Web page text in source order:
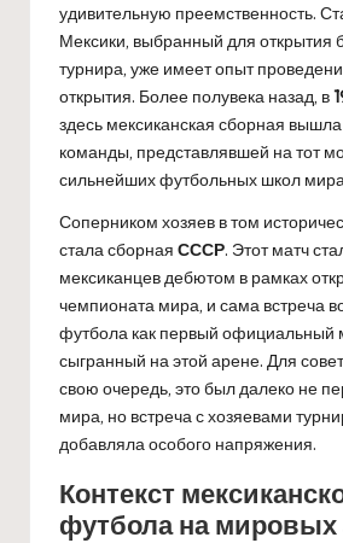
удивительную преемственность.
Мексики, выбранный для открытия
турнира, уже имеет опыт
открытия. Более полувека назад, в
здесь мексиканская сборная
команды, представлявшей на тот
сильнейших футбольных школ
Соперником хозяев в том
стала сборная СССР. Этот матч
мексиканцев дебютом в рамках
чемпионата мира, и сама встреча
футбола как первый официальный
сыгранный на этой арене. Для
свою очередь, это был далеко не
мира, но встреча с хозяевами
добавляла особого напряжения.
Контекст
футбола на мировых